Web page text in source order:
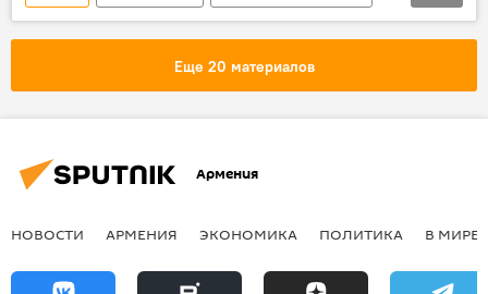
ВОВ
армяне
история
Еще 20 материалов
Армения
НОВОСТИ АРМЕНИЯ ЭКОНОМИКА ПОЛИТИКА В МИРЕ